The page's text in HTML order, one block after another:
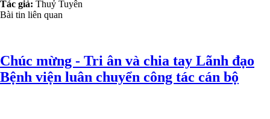
Tác giả: Thuỷ Tuyên
Bài tin liên quan
Chúc mừng - Tri ân và chia tay Lãnh đạo
Bệnh viện luân chuyển công tác cán bộ